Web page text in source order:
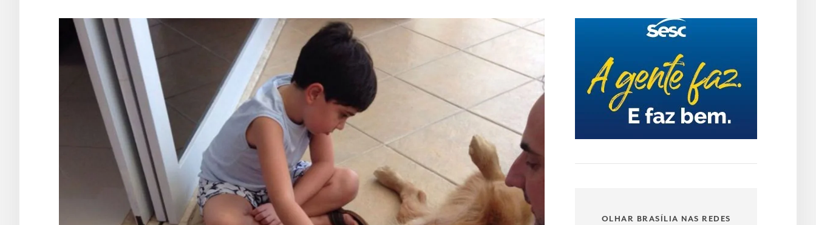
OLHAR BRASÍLIA NAS REDES